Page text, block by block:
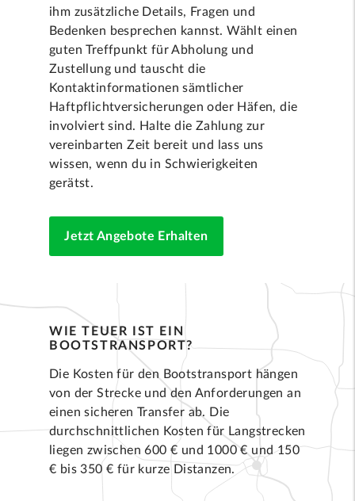
ihm zusätzliche Details, Fragen und
Bedenken besprechen kannst. Wählt einen
guten Treffpunkt für Abholung und
Zustellung und tauscht die
Kontaktinformationen sämtlicher
Haftpflichtversicherungen oder Häfen, die
involviert sind. Halte die Zahlung zur
vereinbarten Zeit bereit und lass uns
wissen, wenn du in Schwierigkeiten
gerätst.
Jetzt Angebote Erhalten
WIE TEUER IST EIN
BOOTSTRANSPORT?
Die Kosten für den Bootstransport hängen
von der Strecke und den Anforderungen an
einen sicheren Transfer ab. Die
durchschnittlichen Kosten für Langstrecken
liegen zwischen 600 € und 1000 € und 150
€ bis 350 € für kurze Distanzen.